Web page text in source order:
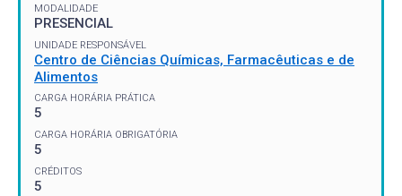
MODALIDADE
PRESENCIAL
UNIDADE RESPONSÁVEL
Centro de Ciências Químicas, Farmacêuticas e de
Alimentos
CARGA HORÁRIA PRÁTICA
5
CARGA HORÁRIA OBRIGATÓRIA
5
CRÉDITOS
5